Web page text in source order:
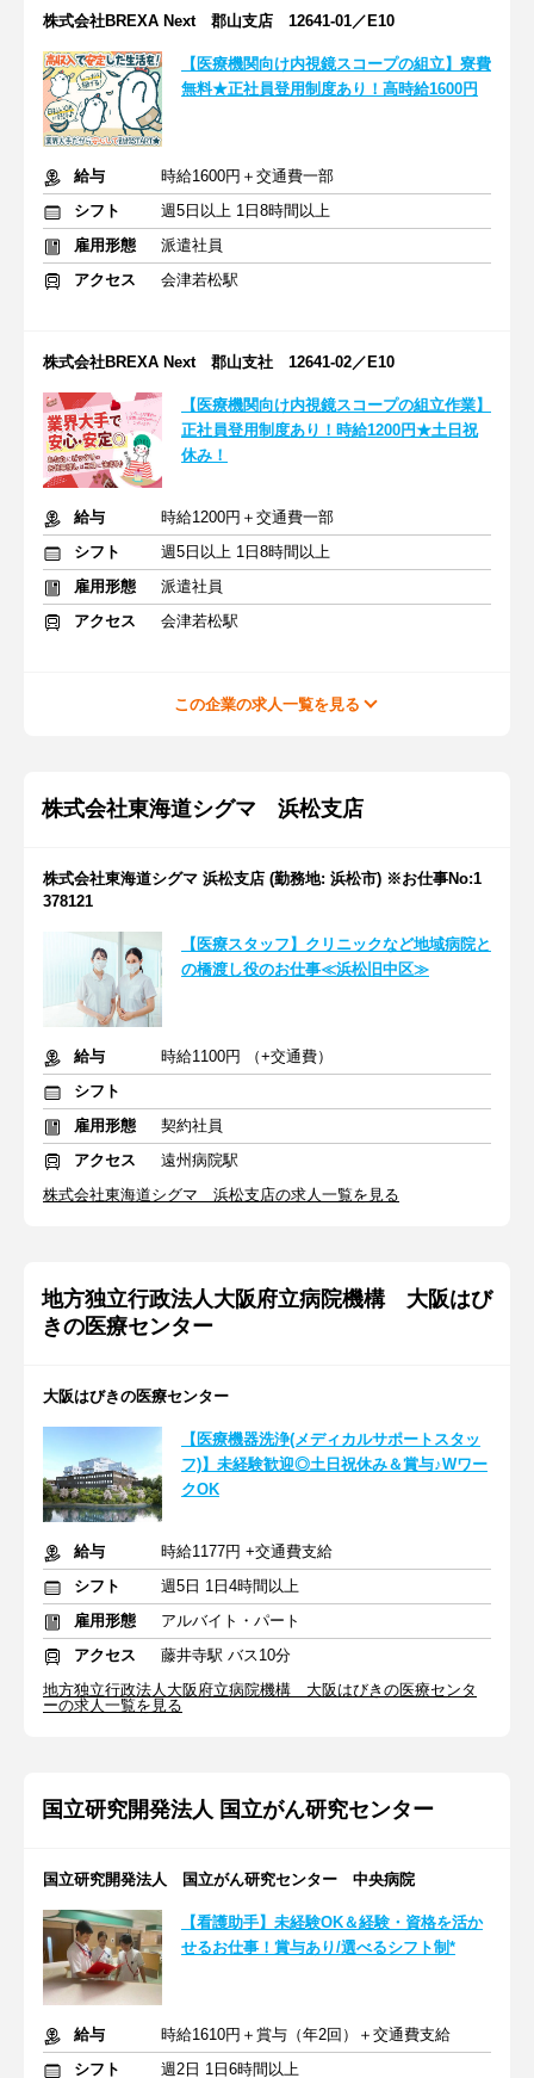
株式会社BREXA Next 郡山支店 12641-01／E10
【医療機関向け内視鏡スコープの組立】寮費
無料★正社員登用制度あり！高時給1600円
給与
時給1600円＋交通費一部
シフト
週5日以上 1日8時間以上
雇用形態
派遣社員
アクセス
会津若松駅
株式会社BREXA Next 郡山支社 12641-02／E10
【医療機関向け内視鏡スコープの組立作業】
正社員登用制度あり！時給1200円★土日祝
休み！
給与
時給1200円＋交通費一部
シフト
週5日以上 1日8時間以上
雇用形態
派遣社員
アクセス
会津若松駅
この企業の求人一覧を見る
株式会社東海道シグマ 浜松支店
株式会社東海道シグマ 浜松支店 (勤務地: 浜松市) ※お仕事No:1
378121
【医療スタッフ】クリニックなど地域病院と
の橋渡し役のお仕事≪浜松旧中区≫
給与
時給1100円 （+交通費）
シフト
雇用形態
契約社員
アクセス
遠州病院駅
株式会社東海道シグマ 浜松支店の求人一覧を見る
地方独立行政法人大阪府立病院機構 大阪はび
きの医療センター
大阪はびきの医療センター
【医療機器洗浄(メディカルサポートスタッ
フ)】未経験歓迎◎土日祝休み＆賞与♪Wワー
クOK
給与
時給1177円 +交通費支給
シフト
週5日 1日4時間以上
雇用形態
アルバイト・パート
アクセス
藤井寺駅 バス10分
地方独立行政法人大阪府立病院機構 大阪はびきの医療センタ
ーの求人一覧を見る
国立研究開発法人 国立がん研究センター
国立研究開発法人 国立がん研究センター 中央病院
【看護助手】未経験OK＆経験・資格を活か
せるお仕事！賞与あり/選べるシフト制*
給与
時給1610円＋賞与（年2回）＋交通費支給
シフト
週2日 1日6時間以上